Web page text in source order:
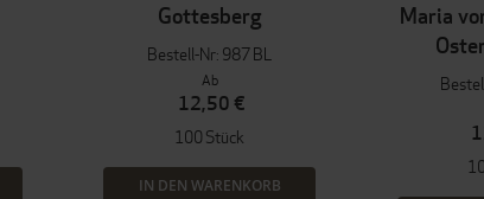
Gottesberg
Bestell-Nr: 987 BL
Ab
12,50 €
100 Stück
IN DEN WARENKORB
Maria